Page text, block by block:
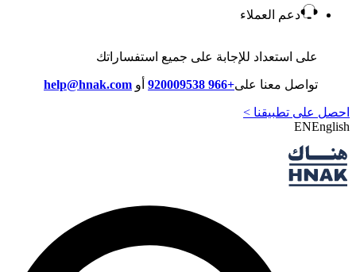
دعم العملاء
على استعداد للإجابة على جميع استفساراتك
تواصل معنا على+966 920009538 أو help@hnak.com
احصل على تطبيقنا >
ENEnglish